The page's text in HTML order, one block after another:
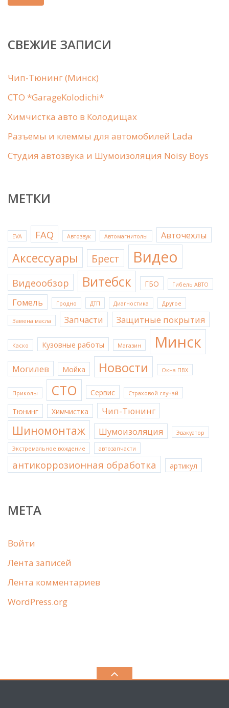
СВЕЖИЕ ЗАПИСИ
Чип-Тюнинг (Минск)
СТО *GarageKolodichi*
Химчистка авто в Колодищах
Рaзъемы и клеммы для автомобилей Lada
Студия автозвука и Шумоизоляция Noisy Boys
МЕТКИ
EVA FAQ Автозвук Автомагнитолы Авточехлы
Аксессуары Брест Видео
Видеообзор Витебск ГБО Гибель АВТО
Гомель Гродно ДТП Диагностика Другое
Замена масла Запчасти Защитные покрытия
Каско Кузовные работы Магазин Минск
Могилев Мойка Новости Окна ПВХ
Приколы СТО Сервис Страховой случай
Тюнинг Химчистка Чип-Тюнинг
Шиномонтаж Шумоизоляция Эвакуатор
Экстремальное вождение автозапчасти
антикоррозионная обработка артикул
МЕТА
Войти
Лента записей
Лента комментариев
WordPress.org